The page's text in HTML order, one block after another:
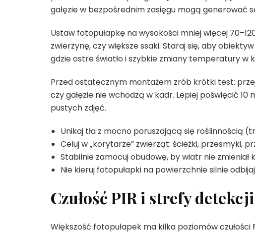
gałęzie w bezpośrednim zasięgu mogą generować
Ustaw fotopułapkę na wysokości mniej więcej
zwierzynę, czy większe ssaki. Staraj się, aby
gdzie ostre światło i szybkie zmiany temperatury w
Przed ostatecznym montażem zrób krótki test:
czy gałęzie nie wchodzą w kadr. Lepiej poświęcić
pustych zdjęć.
Unikaj tła z mocno poruszającą się roślinnością
Celuj w „korytarze” zwierząt: ścieżki, przesmyki,
Stabilnie zamocuj obudowę, by wiatr nie zmieniał
Nie kieruj fotopułapki na powierzchnie silnie
Czułość PIR i strefy
Większość fotopułapek ma kilka poziomów